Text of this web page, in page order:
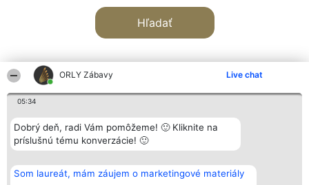
ORLY Zábavy Live chat
05:34
Dobrý deň, radi Vám pomôžeme! 🙂 Kliknite na
príslušnú tému konverzácie! 🙂
Som laureát, mám záujem o marketingové materiály
Hľadať
Organizátor hodnotenia
Bright Side Solutions sp. z o.
o. sp. k.
Wrocław 50-079
KRS 0000749100 | Regon
Hodnotenie
Laureáti
Lista
Laureatów
Podmienky
Kontakt
Kontakt